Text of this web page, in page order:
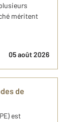
méritent
05 août 2026
de
est